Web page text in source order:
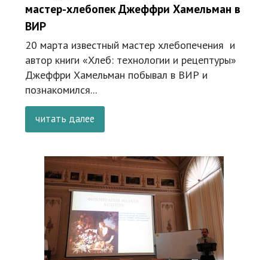
мастер-хлебопек Джеффри Хамельман в
ВИР
20 марта известный мастер хлебопечения и
автор книги «Хлеб: технологии и рецептуры»
Джеффри Хамельман побывал в ВИР и
познакомился...
читать далее